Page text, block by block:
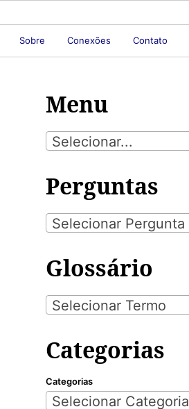
Sobre Conexões Contato
Menu
Selecionar...
Perguntas
Selecionar Pergunta
Glossário
Selecionar Termo
Categorias
Categorias
Selecionar Categoria